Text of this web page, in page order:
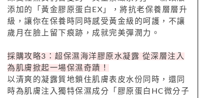
添加的「黃金膠原蛋白EX」，將抗老保養層層升
級，讓你在保養時同時感受黃金級的呵護，不讓
歲月在臉上留下痕跡，成就完美彈潤力。
採購攻略3：超保濕海洋膠原水凝露 從深層注入
為肌膚掀起一場保濕奇蹟！
以清爽的凝露質地鎖住肌膚表皮水份同時，還同
時為肌膚注入獨特保濕成分「膠原蛋白HC微分子